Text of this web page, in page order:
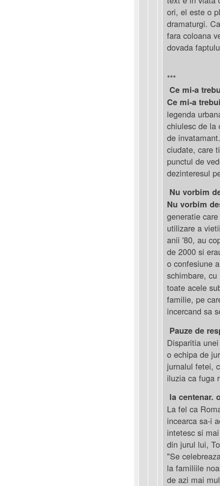
ori, el este o
dramaturgi.
fara coloana
dovada
***
Ce mi-a
Ce mi-a
legenda
chiulesc de la
de
ciudate, care
punctul de
dezinteresul
Nu vorbim
Nu vorbim
generatie
utilizare a
anii '80, au
de 2000 si
o confesiune
schimbare,
toate acele
familie, pe
incercand sa
Pauze de
Disparitia
o echipa de
jurnalul fetei,
iluzia ca fuga
la centenar.
La fel ca
incearca sa-i
intetesc si
din jurul lui,
"Se
la familiile
de azi mai